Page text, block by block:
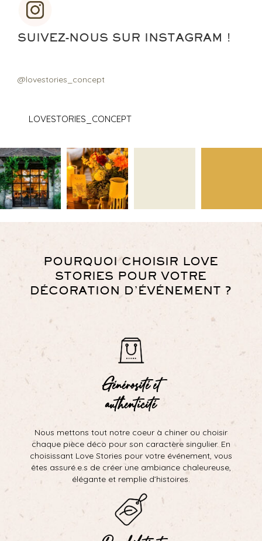
SUIVEZ-NOUS SUR INSTAGRAM !
@lovestories_concept
LOVESTORIES_CONCEPT
POURQUOI CHOISIR LOVE
STORIES POUR VOTRE
DÉCORATION D’ÉVÉNEMENT ?
Générosité et
authenticité
Nous mettons tout notre coeur à chiner ou choisir
chaque pièce déco pour son caractère singulier. En
choisissant Love Stories pour votre événement, vous
êtes assuré.e.s de créer une ambiance chaleureuse,
élégante et remplie d’histoires.